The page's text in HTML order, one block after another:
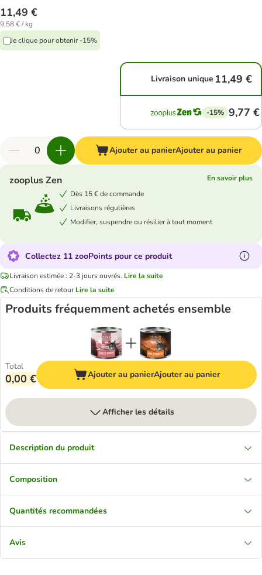
11,49 €
9,58 € / kg
Je clique pour obtenir -15%
Livraison unique 11,49 €
-15% 9,77 €
Ajouter au panierAjouter au panier
zooplus Zen
En savoir plus
Dès 15 € de commande
Livraisons régulières
Modifier, suspendre ou résilier à tout moment
Collectez 11 zooPoints pour ce produit
Livraison estimée : 2-3 jours ouvrés. Lire la suite
Conditions de retour Lire la suite
Produits fréquemment achetés ensemble
Total
0,00 € Ajouter au panierAjouter au panier
Afficher les détails
Description du produit
Composition
Quantités recommandées
Avis